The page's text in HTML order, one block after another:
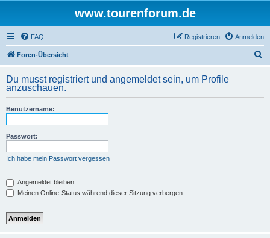
www.tourenforum.de
FAQ Anmelden
Registrieren
Foren-Übersicht
h
Du musst registriert und angemeldet sein, um Profile
anzuschauen.
Benutzername:
Passwort:
Ich habe mein Passwort vergessen
Angemeldet bleiben
Meinen Online-Status während dieser Sitzung verbergen